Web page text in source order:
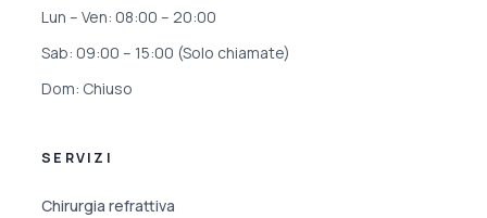
Lun – Ven: 08:00 – 20:00
Sab: 09:00 – 15:00 (Solo chiamate)
Dom: Chiuso
SERVIZI
Chirurgia refrattiva